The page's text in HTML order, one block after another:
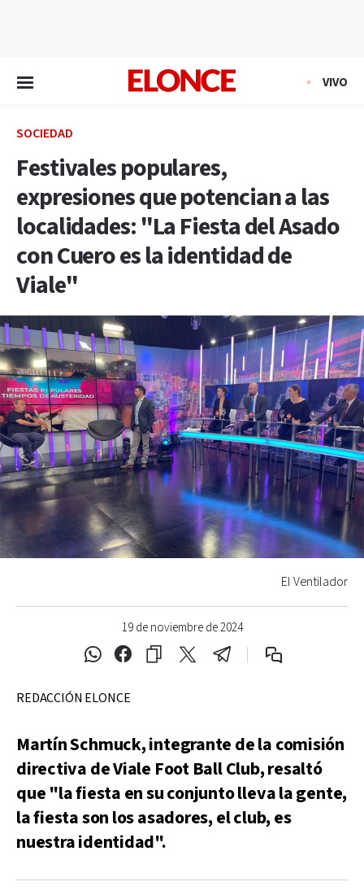
VIVO
SOCIEDAD
Festivales populares,
expresiones que potencian a las
localidades: "La Fiesta del Asado
con Cuero es la identidad de
Viale"
19 de noviembre de 2024
El Ventilador
REDACCIÓN ELONCE
Martín Schmuck, integrante de la comisión
directiva de Viale Foot Ball Club, resaltó
que "la fiesta en su conjunto lleva la gente,
la fiesta son los asadores, el club, es
nuestra identidad".